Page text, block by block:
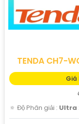
TENDA CH7-
Giá
🔅 Độ Phân giải : Ultra